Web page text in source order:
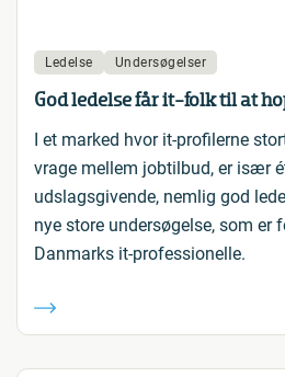
Ledelse Undersøgelser
God ledelse får it-folk til at
I et marked hvor it-profilerne
vrage mellem jobtilbud, er især
udslagsgivende, nemlig god
nye store undersøgelse, som er
Danmarks it-professionelle.